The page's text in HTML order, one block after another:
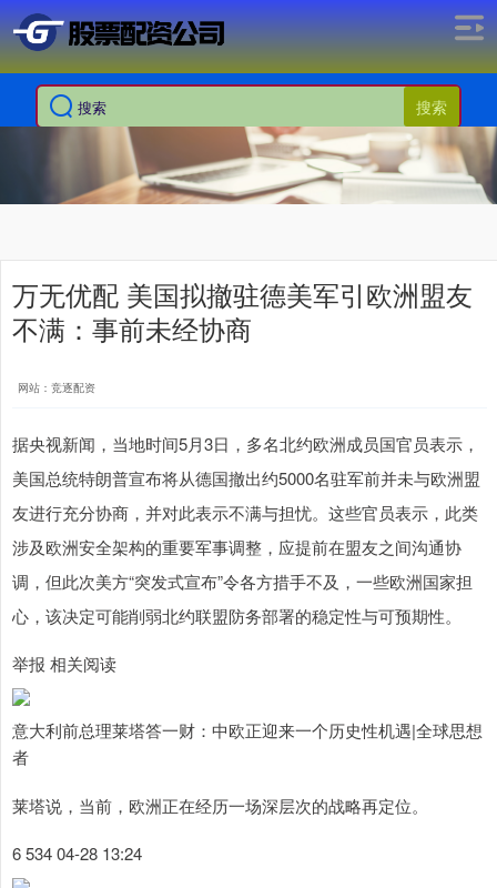
搜索
万无优配 美国拟撤驻德美军引欧洲盟友
不满：事前未经协商
网站：竞逐配资
据央视新闻，当地时间5月3日，多名北约欧洲成员国官员表示，
美国总统特朗普宣布将从德国撤出约5000名驻军前并未与欧洲盟
友进行充分协商，并对此表示不满与担忧。这些官员表示，此类
涉及欧洲安全架构的重要军事调整，应提前在盟友之间沟通协
调，但此次美方“突发式宣布”令各方措手不及，一些欧洲国家担
心，该决定可能削弱北约联盟防务部署的稳定性与可预期性。
举报 相关阅读
意大利前总理莱塔答一财：中欧正迎来一个历史性机遇|全球思想
者
莱塔说，当前，欧洲正在经历一场深层次的战略再定位。
6 534 04-28 13:24